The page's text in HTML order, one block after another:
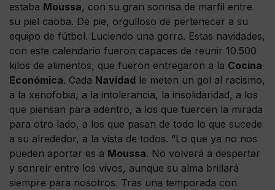
estaba Moussa, con su gran sonrisa de marfil entre
su piel caoba. De pie, orgulloso de pertenecer a su
equipo de fútbol. Luciendo una gorra. Estas navidades,
con este calendario fueron capaces de reunir 10.500
kilos de alimentos, que fueron entregaron a la Cocina
Económica. Cada Navidad le meten un gol al racismo,
a la xenofobia, a la intolerancia, la insolidaridad, a los
que piensan para adentro, a los que tuercen la mirada
para otro lado, a los que pasan de todo lo que sucede
a su alrededor, a la vista de todos. “Lo que ya no nos
pueden aportar es a Moussa. No volverá a despertar
y sonreír entre los vivos, aunque su alma brillará
siempre para nosotros. Tras una temporada con